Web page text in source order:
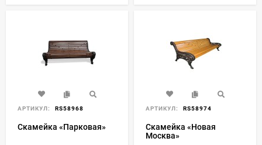
АРТИКУЛ: RS58968
Скамейка «Парковая»
АРТИКУЛ: RS58974
Скамейка «Новая
Москва»